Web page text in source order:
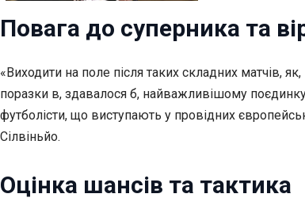
Повага до суперника та
«Виходити на поле після таких складних матчів,
поразки в, здавалося б, найважливішому
футболісти, що виступають у провідних
Сілвіньйо.
Оцінка шансів та тактика